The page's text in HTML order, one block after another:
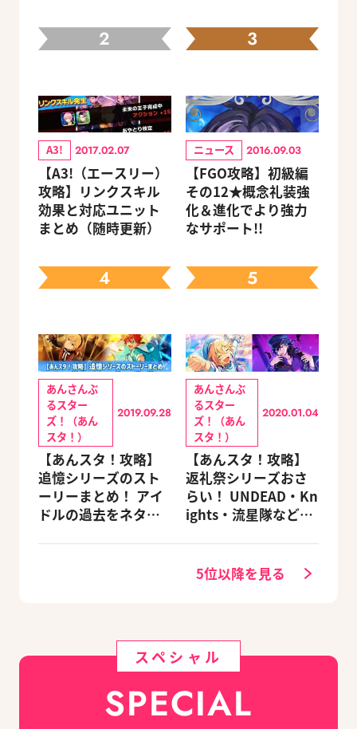
2
A3! 2017.02.07
【A3!（エースリー）
攻略】リンクスキル
効果と対応ユニット
まとめ（随時更新）
3
ニュース 2016.09.03
【FGO攻略】初級編
その12★概念礼装強
化＆進化でより強力
なサポート!!
4
あんさんぶ
るスター
ズ！（あん
スタ！）
2019.09.28
【あんスタ！攻略】
追憶シリーズのスト
ーリーまとめ！ アイ
ドルの過去をネタバ
5
あんさんぶ
るスター
ズ！（あん
スタ！）
2020.01.04
【あんスタ！攻略】
返礼祭シリーズおさ
らい！ UNDEAD・Kn
ights・流星隊など、
5位以降を見る
スペシャル
SPECIAL